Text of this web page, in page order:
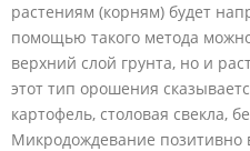
растениям (корням) будет
помощью такого метода
верхний слой грунта, но и
этот тип орошения
картофель, столовая свекла,
Микродождевание позитивно